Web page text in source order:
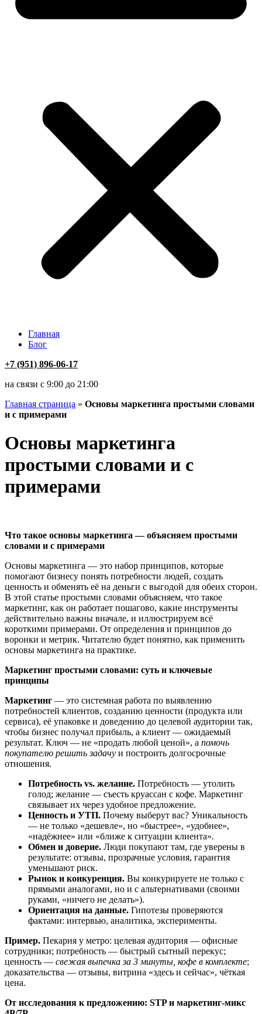
Главная
Блог
+7 (951) 896-06-17
на связи с 9:00 до 21:00
Главная страница » Основы маркетинга простыми словами
и с примерами
Основы маркетинга
простыми словами и с
примерами
Что такое основы маркетинга — объясняем простыми
словами и с примерами
Основы маркетинга — это набор принципов, которые
помогают бизнесу понять потребности людей, создать
ценность и обменять её на деньги с выгодой для обеих сторон.
В этой статье простыми словами объясняем, что такое
маркетинг, как он работает пошагово, какие инструменты
действительно важны вначале, и иллюстрируем всё
короткими примерами. От определения и принципов до
воронки и метрик. Читателю будет понятно, как применить
основы маркетинга на практике.
Маркетинг простыми словами: суть и ключевые
принципы
Маркетинг — это системная работа по выявлению
потребностей клиентов, созданию ценности (продукта или
сервиса), её упаковке и доведению до целевой аудитории так,
чтобы бизнес получал прибыль, а клиент — ожидаемый
результат. Ключ — не «продать любой ценой», а помочь
покупателю решить задачу и построить долгосрочные
отношения.
Потребность vs. желание. Потребность — утолить
голод; желание — съесть круассан с кофе. Маркетинг
связывает их через удобное предложение.
Ценность и УТП. Почему выберут вас? Уникальность
— не только «дешевле», но «быстрее», «удобнее»,
«надёжнее» или «ближе к ситуации клиента».
Обмен и доверие. Люди покупают там, где уверены в
результате: отзывы, прозрачные условия, гарантия
уменьшают риск.
Рынок и конкуренция. Вы конкурируете не только с
прямыми аналогами, но и с альтернативами (своими
руками, «ничего не делать»).
Ориентация на данные. Гипотезы проверяются
фактами: интервью, аналитика, эксперименты.
Пример. Пекарня у метро: целевая аудитория — офисные
сотрудники; потребность — быстрый сытный перекус;
ценность — свежая выпечка за 3 минуты, кофе в комплекте;
доказательства — отзывы, витрина «здесь и сейчас», чёткая
цена.
От исследования к предложению: STP и маркетинг‑микс